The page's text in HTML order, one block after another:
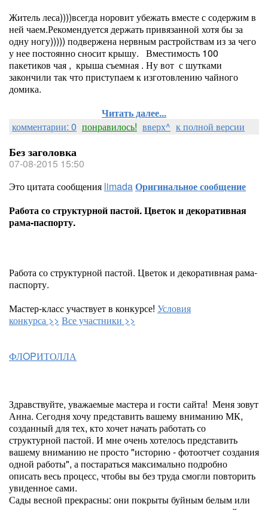
Житель леса))))всегда норовит убежать вместе с содержим в
ней чаем.Рекомендуется держать привязанной хотя бы за
одну ногу))))) подвержена нервным растройствам из за чего
у нее постоянно сносит крышу. Вместимость 100
пакетиков чая , крыша съемная . Ну вот с шутками
закончили так что приступаем к изготовлению чайного
домика.
Читать далее...
комментарии: 0 понравилось! вверх^ к полной версии
Без заголовка
07-08-2015 15:50
Это цитата сообщения limadaОригинальное сообщение
Работа со структурной пастой. Цветок и декоративная
рама-паспорту.
Работа со структурной пастой. Цветок и декоративная рама-
паспорту.
Мастер-класс участвует в конкурсе! Условия
конкурса >> Все участники >>
ФЛOPИТОЛЛА
Здравствуйте, уважаемые мастера и гости сайта! Меня зовут
Анна. Сегодня хочу представить вашему вниманию МК,
созданный для тех, кто хочет начать работать со
структурной пастой. И мне очень хотелось представить
вашему вниманию не просто "историю - фотоотчет создания
одной работы", а постараться максимально подробно
описать весь процесс, чтобы вы без труда смогли повторить
увиденное сами.
Сады весной прекрасны: они покрыты буйным белым или